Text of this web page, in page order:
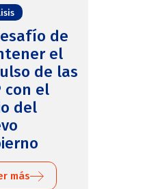
de
el
de las
con el
del
más